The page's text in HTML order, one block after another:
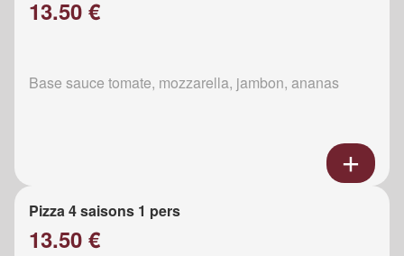
13.50 €
Base sauce tomate, mozzarella, jambon, ananas
Pizza 4 saisons 1 pers
13.50 €